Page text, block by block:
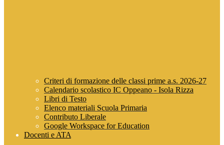
Criteri di formazione delle classi prime a.s. 2026-27
Calendario scolastico IC Oppeano - Isola Rizza
Libri di Testo
Elenco materiali Scuola Primaria
Contributo Liberale
Google Workspace for Education
Docenti e ATA